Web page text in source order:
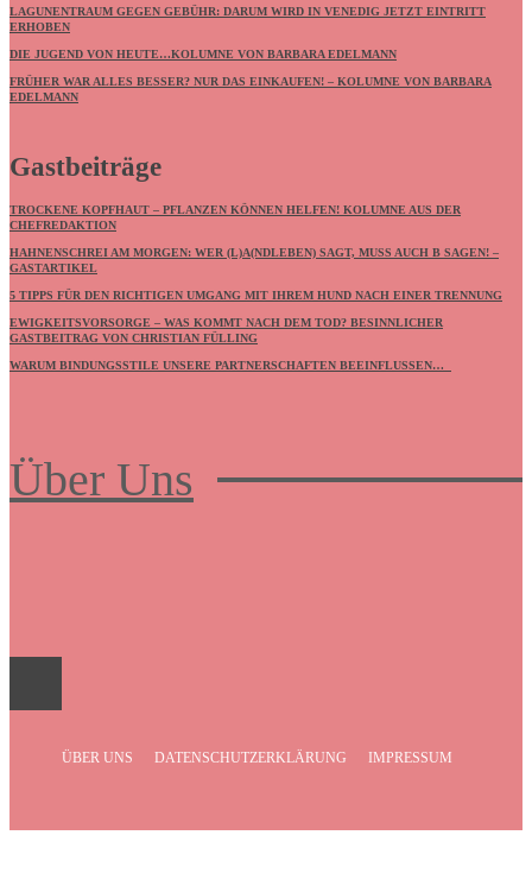
LAGUNENTRAUM GEGEN GEBÜHR: DARUM WIRD IN VENEDIG JETZT EINTRITT
ERHOBEN
DIE JUGEND VON HEUTE…KOLUMNE VON BARBARA EDELMANN
FRÜHER WAR ALLES BESSER? NUR DAS EINKAUFEN! – KOLUMNE VON BARBARA
EDELMANN
Gastbeiträge
TROCKENE KOPFHAUT – PFLANZEN KÖNNEN HELFEN! KOLUMNE AUS DER
CHEFREDAKTION
HAHNENSCHREI AM MORGEN: WER (L)A(NDLEBEN) SAGT, MUSS AUCH B SAGEN! –
GASTARTIKEL
5 TIPPS FÜR DEN RICHTIGEN UMGANG MIT IHREM HUND NACH EINER TRENNUNG
EWIGKEITSVORSORGE – WAS KOMMT NACH DEM TOD? BESINNLICHER
GASTBEITRAG VON CHRISTIAN FÜLLING
WARUM BINDUNGSSTILE UNSERE PARTNERSCHAFTEN BEEINFLUSSEN…
Über Uns
ÜBER UNS DATENSCHUTZERKLÄRUNG IMPRESSUM